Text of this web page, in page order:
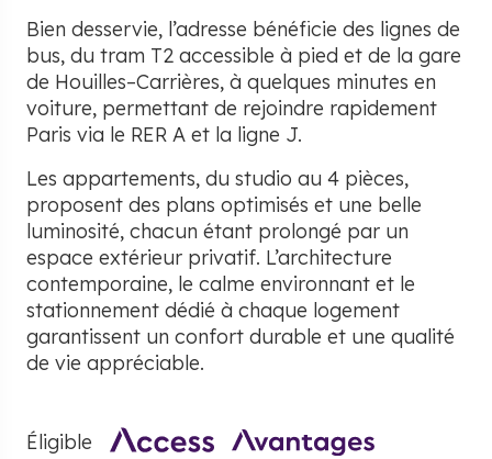
Bien desservie, l’adresse bénéficie des lignes de
bus, du tram T2 accessible à pied et de la gare
de Houilles–Carrières, à quelques minutes en
voiture, permettant de rejoindre rapidement
Paris via le RER A et la ligne J.
Les appartements, du studio au 4 pièces,
proposent des plans optimisés et une belle
luminosité, chacun étant prolongé par un
espace extérieur privatif. L’architecture
contemporaine, le calme environnant et le
stationnement dédié à chaque logement
garantissent un confort durable et une qualité
de vie appréciable.
Éligible